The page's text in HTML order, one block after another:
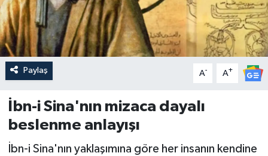
Paylaş A- A+
İbn-i Sina'nın mizaca dayalı
beslenme anlayışı
İbn-i Sina'nın yaklaşımına göre her insanın kendine